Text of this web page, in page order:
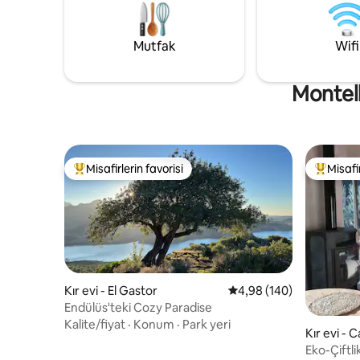
dekore edilmiş bir ev: tavan vantilatörleri,
tam donanımlı mutfak, yağmur duşu,
sadece
Mutfak Wifi
Misafirlerin favorilerinden en beğenilenler arasında
Misafirlerin favorisi
Kır evi - El Gastor 5 üzerinden ortalama
4,98 (140)
Endülüs'teki Cozy Paradise
Kalite/fiyat · Konum · Park yeri
Kır evi -
Eko-